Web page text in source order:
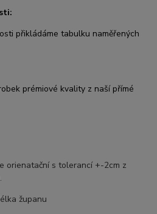
přikládáme tabulku naměřených
prémiové kvality z naší přímé
orienatační s tolerancí +-2cm z